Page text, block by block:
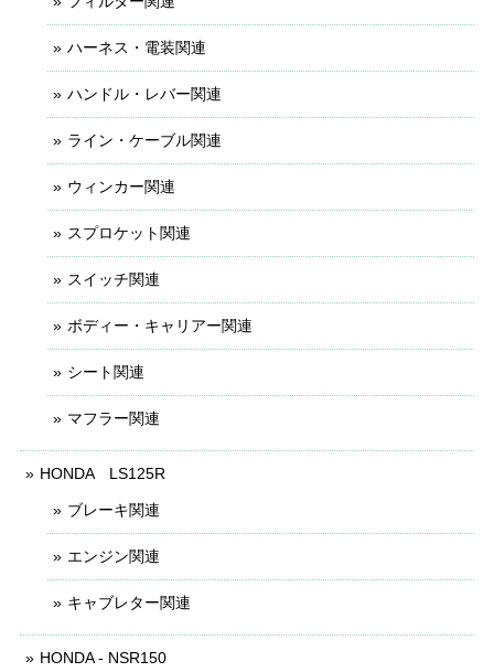
ハーネス・電装関連
ハンドル・レバー関連
ライン・ケーブル関連
ウィンカー関連
スプロケット関連
スイッチ関連
ボディー・キャリアー関連
シート関連
マフラー関連
HONDA LS125R
ブレーキ関連
エンジン関連
キャブレター関連
HONDA - NSR150